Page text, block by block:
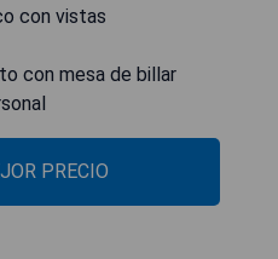
con vistas
con mesa de billar
PRECIO